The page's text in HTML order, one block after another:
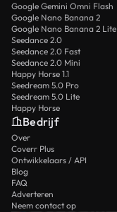
Google Gemini Omni Flash
Google Nano Banana 2
Google Nano Banana 2 Lite
Seedance 2.0
Seedance 2.0 Fast
Seedance 2.0 Mini
Happy Horse 1.1
Seedream 5.0 Pro
Seedream 5.0 Lite
Happy Horse
Bedrijf
Over
Coverr Plus
Ontwikkelaars / API
Blog
FAQ
Adverteren
Neem contact op